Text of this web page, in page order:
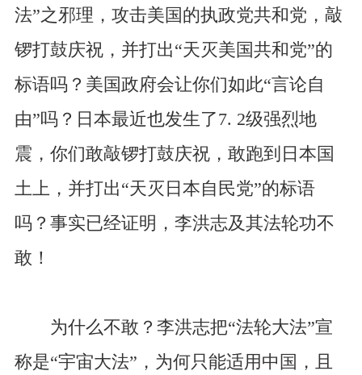
法”之邪理，攻击美国的执政党共和党，敲
锣打鼓庆祝，并打出“天灭美国共和党”的
标语吗？美国政府会让你们如此“言论自
由”吗？日本最近也发生了7. 2级强烈地
震，你们敢敲锣打鼓庆祝，敢跑到日本国
土上，并打出“天灭日本自民党”的标语
吗？事实已经证明，李洪志及其法轮功不
敢！
为什么不敢？李洪志把“法轮大法”宣
称是“宇宙大法”，为何只能适用中国，且